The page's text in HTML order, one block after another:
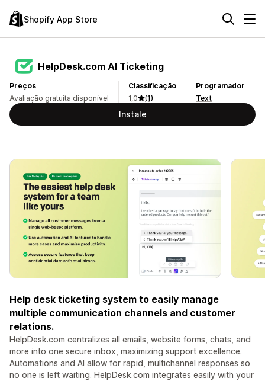
Shopify App Store
HelpDesk.com AI Ticketing
Preços
Avaliação gratuita disponível
Classificação
1,0
(1)
Programador
Text
Instale
Help desk ticketing system to easily manage
multiple communication channels and customer
relations.
HelpDesk.com centralizes all emails, website forms, chats, and
more into one secure inbox, maximizing support excellence.
Automations and AI allow for rapid, multichannel responses so
no one is left waiting. HelpDesk.com integrates easily with your